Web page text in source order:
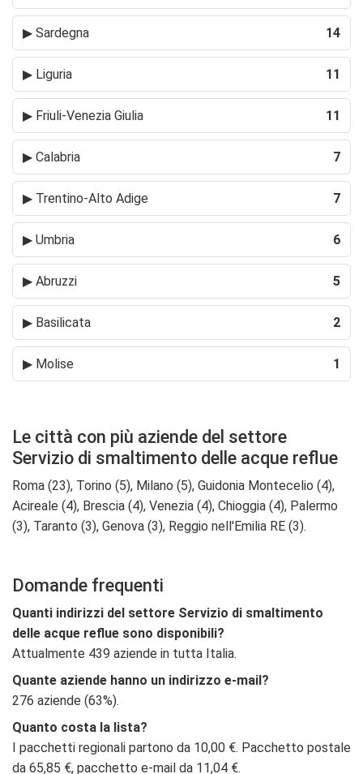
▶ Sardegna 14
▶ Liguria 11
▶ Friuli-Venezia Giulia 11
▶ Calabria 7
▶ Trentino-Alto Adige 7
▶ Umbria 6
▶ Abruzzi 5
▶ Basilicata 2
▶ Molise 1
Le città con più aziende del settore
Servizio di smaltimento delle acque reflue
Roma (23), Torino (5), Milano (5), Guidonia Montecelio (4),
Acireale (4), Brescia (4), Venezia (4), Chioggia (4), Palermo
(3), Taranto (3), Genova (3), Reggio nell'Emilia RE (3).
Domande frequenti
Quanti indirizzi del settore Servizio di smaltimento
delle acque reflue sono disponibili?
Attualmente 439 aziende in tutta Italia.
Quante aziende hanno un indirizzo e-mail?
276 aziende (63%).
Quanto costa la lista?
I pacchetti regionali partono da 10,00 €. Pacchetto postale
da 65,85 €, pacchetto e-mail da 11,04 €.